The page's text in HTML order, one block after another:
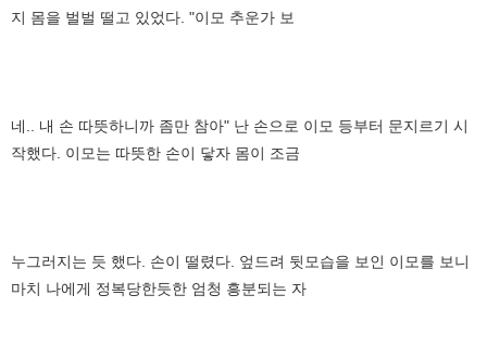
지 몸을 벌벌 떨고 있었다. "이모 추운가 보
네.. 내 손 따뜻하니까 좀만 참아" 난 손으로 이모 등부터 문지르기 시
작했다. 이모는 따뜻한 손이 닿자 몸이 조금
누그러지는 듯 했다. 손이 떨렸다. 엎드려 뒷모습을 보인 이모를 보니
마치 나에게 정복당한듯한 엄청 흥분되는 자